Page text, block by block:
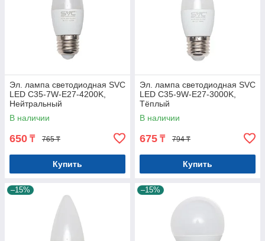
Эл. лампа светодиодная SVC
LED C35-7W-E27-4200K,
Нейтральный
В наличии
650 ₸ 765 ₸
Купить
Эл. лампа светодиодная SVC
LED C35-9W-E27-3000K,
Тёплый
В наличии
675 ₸ 794 ₸
Купить
–15% –15%